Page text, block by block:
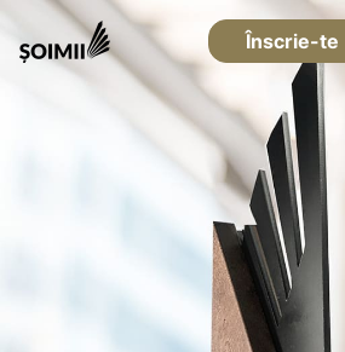
Înscrie-te